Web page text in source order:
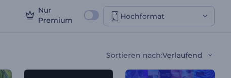
Nur
Premium
Hochformat
Sortieren nach:Verlaufend